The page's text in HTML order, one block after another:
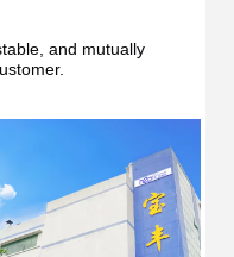
and mutually